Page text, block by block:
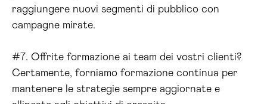
raggiungere nuovi segmenti di pubblico con
campagne mirate.
#7. Offrite formazione ai team dei vostri clienti?
Certamente, forniamo formazione continua per
mantenere le strategie sempre aggiornate e